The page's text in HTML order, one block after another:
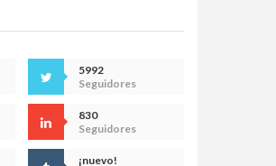
5992
Seguidores
830
Seguidores
¡nuevo!